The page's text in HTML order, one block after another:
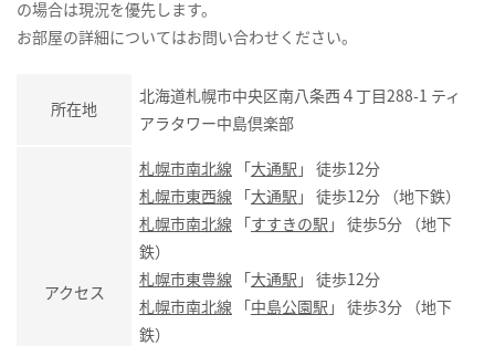
の場合は現況を優先します。
お部屋の詳細についてはお問い合わせください。
所在地
北海道札幌市中央区南八条西４丁目288-1 ティ
アラタワー中島倶楽部
アクセス
札幌市南北線 「大通駅 」 徒歩12分
札幌市東西線 「大通駅 」 徒歩12分 （地下鉄）
札幌市南北線 「すすきの駅 」 徒歩5分 （地下
鉄）
札幌市東豊線 「大通駅 」 徒歩12分
札幌市南北線 「中島公園駅 」 徒歩3分 （地下
鉄）